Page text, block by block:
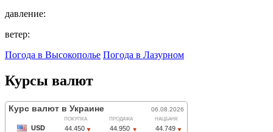
давление:
ветер:
Погода в Высокополье Погода в Лазурном
Курсы валют